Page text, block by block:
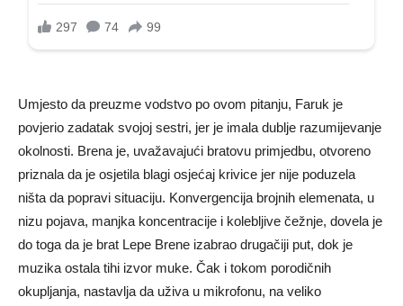
Umjesto da preuzme vodstvo po ovom pitanju, Faruk je
povjerio zadatak svojoj sestri, jer je imala dublje razumijevanje
okolnosti. Brena je, uvažavajući bratovu primjedbu, otvoreno
priznala da je osjetila blagi osjećaj krivice jer nije poduzela
ništa da popravi situaciju. Konvergencija brojnih elemenata, u
nizu pojava, manjka koncentracije i kolebljive čežnje, dovela je
do toga da je brat Lepe Brene izabrao drugačiji put, dok je
muzika ostala tihi izvor muke. Čak i tokom porodičnih
okupljanja, nastavlja da uživa u mikrofonu, na veliko